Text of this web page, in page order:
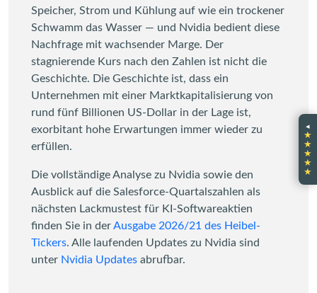
Speicher, Strom und Kühlung auf wie ein trockener
Schwamm das Wasser — und Nvidia bedient diese
Nachfrage mit wachsender Marge. Der
stagnierende Kurs nach den Zahlen ist nicht die
Geschichte. Die Geschichte ist, dass ein
Unternehmen mit einer Marktkapitalisierung von
rund fünf Billionen US-Dollar in der Lage ist,
exorbitant hohe Erwartungen immer wieder zu
erfüllen.
Die vollständige Analyse zu Nvidia sowie den
Ausblick auf die Salesforce-Quartalszahlen als
nächsten Lackmustest für KI-Softwareaktien
finden Sie in derAusgabe 2026/21 des Heibel-
Tickers. Alle laufenden Updates zu Nvidia sind
unter Nvidia Updates abrufbar.
◂
★
★
★
★
★